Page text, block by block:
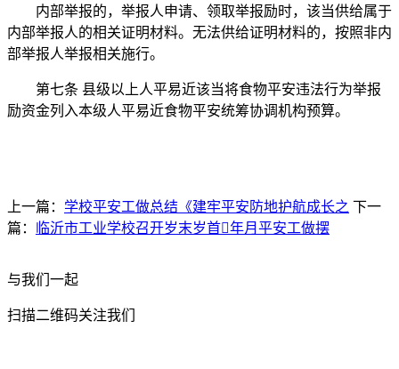
内部举报的，举报人申请、领取举报励时，该当供给属于
内部举报人的相关证明材料。无法供给证明材料的，按照非内
部举报人举报相关施行。
第七条 县级以上人平易近该当将食物平安违法行为举报
励资金列入本级人平易近食物平安统筹协调机构预算。
上一篇： 学校平安工做总结《建牢平安防地护航成长之 下一
篇：
临沂市工业学校召开岁末岁首年月平安工做摆
与我们一起
扫描二维码关注我们